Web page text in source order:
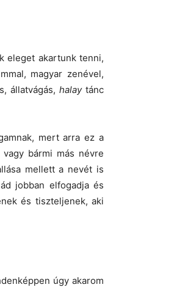
eleget akartunk tenni,
magyar zenével,
állatvágás,halaytánc
mert arra ez a
bármi más névre
mellett a nevét is
jobban elfogadja és
és tiszteljenek, aki
úgy akarom